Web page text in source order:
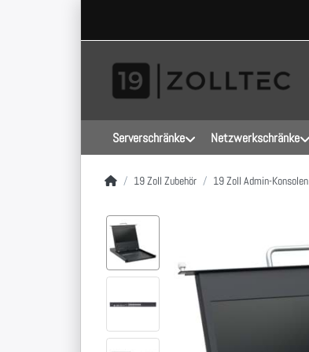
Serverschränke Netzwerkschränke
Startseite
19 Zoll Zubehör 19 Zoll Admin-Konsolen